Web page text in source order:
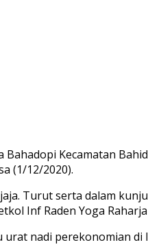
Kecamatan
(1/12/2020).
Turut serta dalam
Inf Raden Yoga
nadi perekonomian di